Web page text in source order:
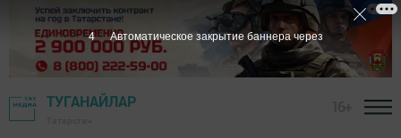
ТУГАНАЙЛАР
3 Автоматическое закрытие баннера через